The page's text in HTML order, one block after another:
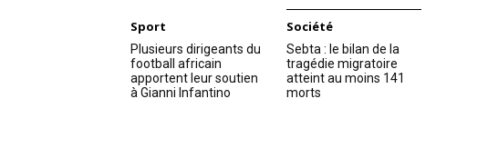
Sport
Plusieurs dirigeants du
football africain
apportent leur soutien
à Gianni Infantino
Société
Sebta : le bilan de la
tragédie migratoire
atteint au moins 141
morts